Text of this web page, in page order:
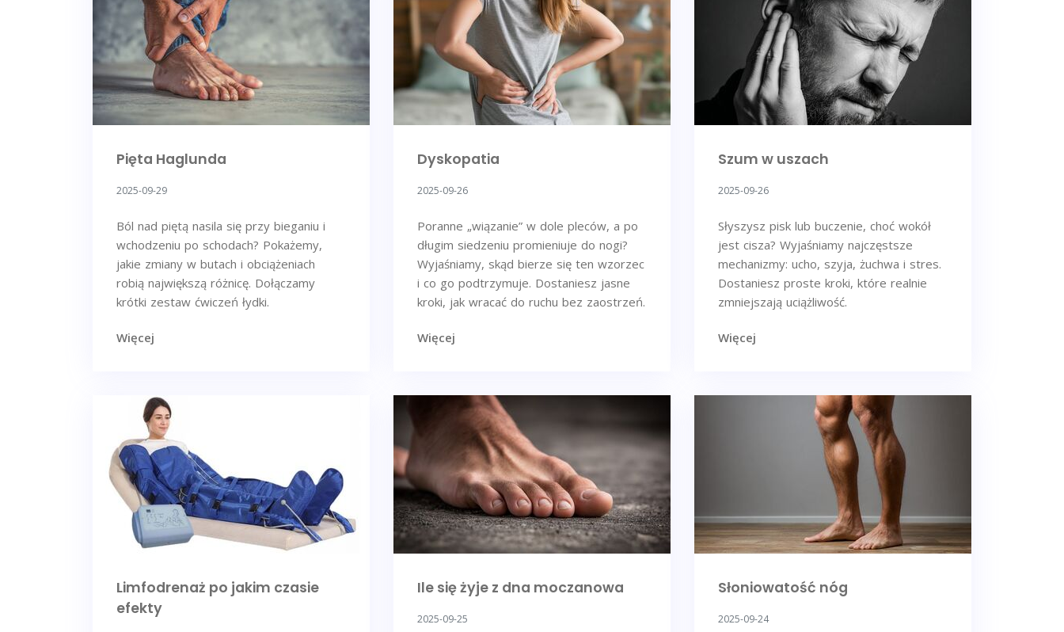
Pięta Haglunda
2025-09-29
Ból nad piętą nasila się przy bieganiu i
wchodzeniu po schodach? Pokażemy,
jakie zmiany w butach i obciążeniach
robią największą różnicę. Dołączamy
krótki zestaw ćwiczeń łydki.
Więcej
Dyskopatia
2025-09-26
Poranne „wiązanie” w dole pleców, a po
długim siedzeniu promieniuje do nogi?
Wyjaśniamy, skąd bierze się ten wzorzec
i co go podtrzymuje. Dostaniesz jasne
kroki, jak wracać do ruchu bez zaostrzeń.
Więcej
Szum w uszach
2025-09-26
Słyszysz pisk lub buczenie, choć wokół
jest cisza? Wyjaśniamy najczęstsze
mechanizmy: ucho, szyja, żuchwa i stres.
Dostaniesz proste kroki, które realnie
zmniejszają uciążliwość.
Więcej
Limfodrenaż po jakim czasie
efekty
Ile się żyje z dna moczanowa
2025-09-25
Słoniowatość nóg
2025-09-24